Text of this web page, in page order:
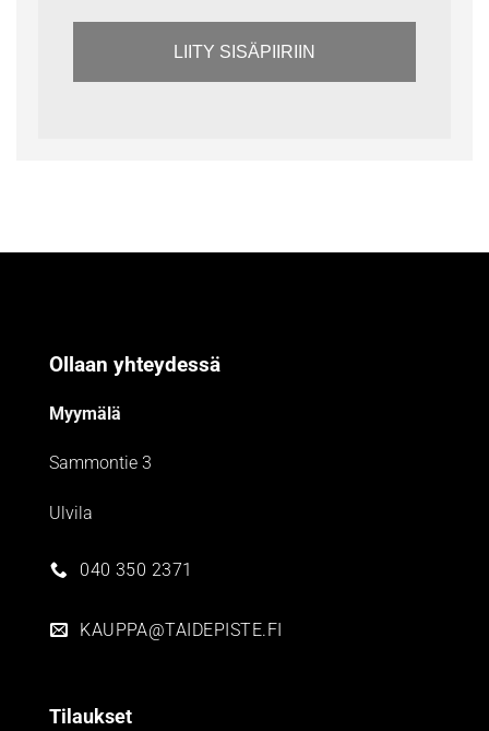
LIITY SISÄPIIRIIN
Ollaan yhteydessä
Myymälä
Sammontie 3
Ulvila
040 350 2371
KAUPPA@TAIDEPISTE.FI
Tilaukset